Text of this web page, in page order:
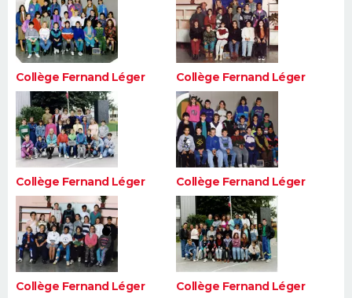
Collège Fernand Léger Collège Fernand Léger
Collège Fernand Léger Collège Fernand Léger
Collège Fernand Léger Collège Fernand Léger